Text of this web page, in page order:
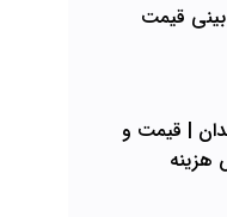
قیمت
| قیمت و